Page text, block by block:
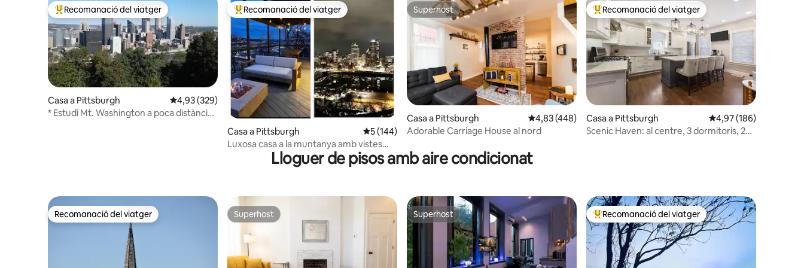
Principals recomanacions dels viatgers
Recomanació del viatger
Casa a Pittsburgh 4,93 de puntuació mitjana d'un total de 5; 329 avaluacions
4,93 (329)
* Estudi Mt. Washington a poca distància
Principals recomanacions dels viatgers
Recomanació del viatger
Casa a Pittsburgh 5 de puntuació mitjana d'un total de 5; 144 avaluacions
5 (144)
Luxosa casa a la muntanya amb vistes
espectaculars
Superhost
Superhost
Casa a Pittsburgh 4,83 de puntuació mitjana d'un total de 5; 448 avaluacions
4,83 (448)
Adorable Carriage House al nord
Principals recomanacions dels viatgers
Recomanació del viatger
Casa a Pittsburgh 4,97 de puntuació
4,97 (186)
Scenic Haven: al centre, 3 dormitoris, 2
Lloguer de pisos amb aire condicionat
Recomanació del viatger
Recomanació del viatger Superhost
Superhost Superhost
Superhost Principals recomanacions dels viatgers
Recomanació del viatger